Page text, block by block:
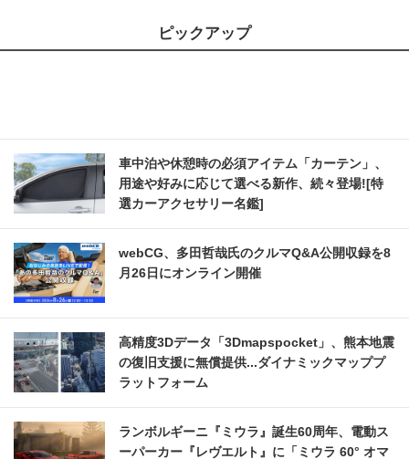
ピックアップ
車中泊や休憩時の必須アイテム「カーテン」、
用途や好みに応じて選べる新作、続々登場![特
選カーアクセサリー名鑑]
webCG、多田哲哉氏のクルマQ&A公開収録を8
月26日にオンライン開催
高精度3Dデータ「3Dmapspocket」、熊本地震
の復旧支援に無償提供...ダイナミックマッププ
ラットフォーム
ランボルギーニ『ミウラ』誕生60周年、電動ス
ーパーカー『レヴエルト』に「ミウラ 60° オマ